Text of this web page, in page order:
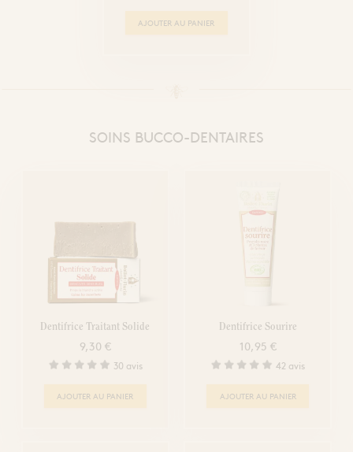
AJOUTER AU PANIER
SOINS BUCCO-DENTAIRES
Dentifrice Traitant Solide
9,30 €
30 avis
AJOUTER AU PANIER
Dentifrice Sourire
10,95 €
42 avis
AJOUTER AU PANIER